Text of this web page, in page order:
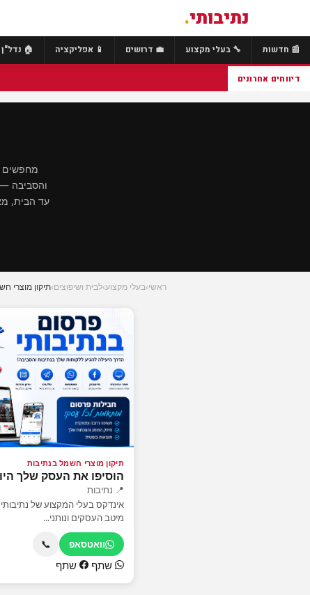
נתיבותי.
📰 חדשות 🔧 בעלי מקצוע 💼 דרושים 📱 אפליקציה 🏠 נדל"ן
דיווחים אחרונים
מחפשים
והסביבה —
עד הבית,
ראשי›בעלי מקצוע›לבית ושיפוצים›תיקון מוצרי
תיקון מוצרי חשמל בנתיבות
הוסיפו את העסק שלך
📍 נתיבות
אינדקס בעלי המקצוע של
מיטב העסקים ונותני...
וואטסאפ 📞
שתף שתף